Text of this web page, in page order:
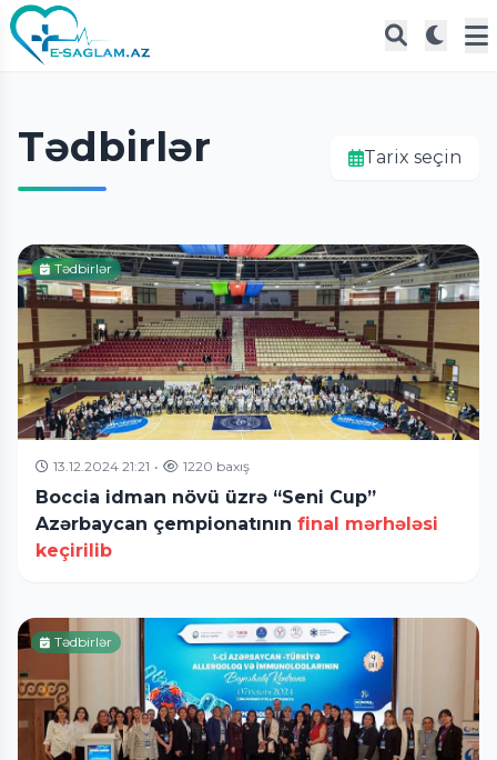
Tədbirlər Tarix seçin
Tədbirlər
13.12.2024 21:21 • 1220 baxış
Boccia idman növü üzrə “Seni Cup”
Azərbaycan çempionatının final mərhələsi
keçirilib
Tədbirlər